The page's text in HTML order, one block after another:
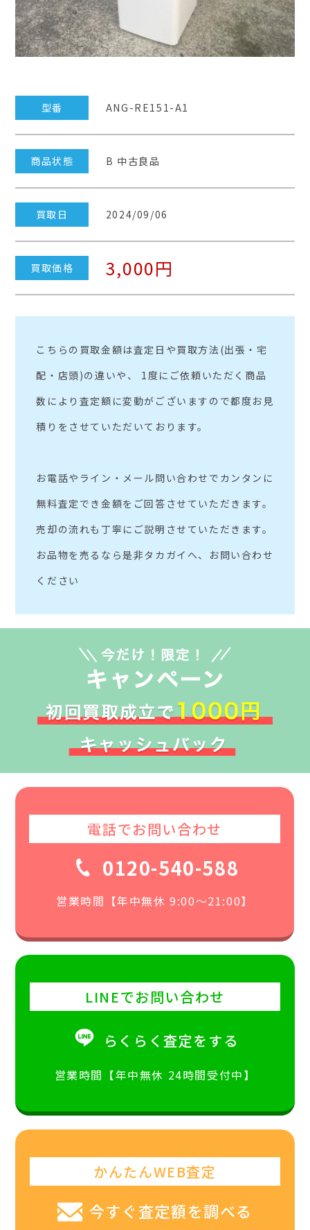
型番 ANG-RE151-A1
商品状態 B 中古良品
買取日 2024/09/06
買取価格 3,000円
こちらの買取金額は査定日や買取方法(出張・宅
配・店頭)の違いや、 1度にご依頼いただく商品
数により査定額に変動がございますので都度お見
積りをさせていただいております。
お電話やライン・メール問い合わせでカンタンに
無料査定でき金額をご回答させていただきます。
売却の流れも丁寧にご説明させていただきます。
お品物を売るなら是非タカガイへ、お問い合わせ
ください
電話でお問い合わせ
0120-540-588
営業時間【年中無休 9:00〜21:00】
LINEでお問い合わせ
らくらく査定をする
営業時間【年中無休 24時間受付中】
かんたんWEB査定
今すぐ査定額を調べる